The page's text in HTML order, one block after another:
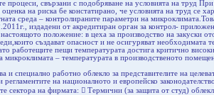
процеси, свързани с подобряване на условията на труд
на риска бе констатирано, че условията на труд се
среда – контролираните параметри на
издадени от акредитиран орган за контрол-
положение: в цеха за производство на закуски
създават опасност и не осигуряват необходимата
работещите пещи температурата достига критично
– температурата в производственото
и специално работно облекло за представителите на
регламентите на националното и европейско
сектора на фирмата:  Термични (за защита от студ)